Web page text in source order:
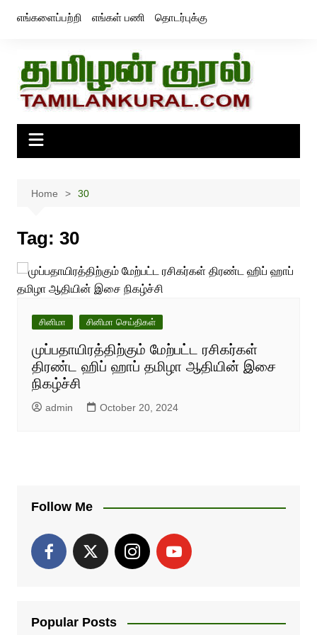
எங்களைப்பற்றி எங்கள் பணி தொடர்புக்கு
Home 30
Tag: 30
சினிமா சினிமா செய்திகள்
முப்பதாயிரத்திற்கும் மேற்பட்ட ரசிகர்கள்
திரண்ட ஹிப் ஹாப் தமிழா ஆதியின் இசை
நிகழ்ச்சி
admin October 20, 2024
Follow Me
Popular Posts